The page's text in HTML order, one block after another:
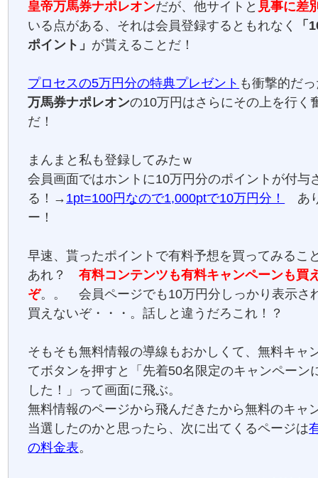
皇帝万馬券ナポレオンだが、他サイトと 見事に差
いる点がある、それは会員登録するともれなく
「
ポイント」 が貰えることだ！
プロセスの5万円分の特典プレゼント も衝撃的だ
万馬券ナポレオンの10万円はさらにその上を行く
だ！
まんまと私も登録してみたｗ
会員画面ではホントに10万円分のポイントが付与
る！→ 1pt=100円なので1,000ptで10万円分！
あ
ー！
早速、貰ったポイントで有料予想を買ってみるこ
あれ？有料コンテンツも有料キャンペーンも買
ぞ。。 会員ページでも10万円分しっかり表示さ
買えないぞ・・・。話しと違うだろこれ！？
そもそも無料情報の導線もおかしくて、無料キャ
てボタンを押すと「先着50名限定のキャンペーン
した！」って画面に飛ぶ。
無料情報のページから飛んだきたから無料のキャ
当選したのかと思ったら、次に出てくるページは
の料金表。